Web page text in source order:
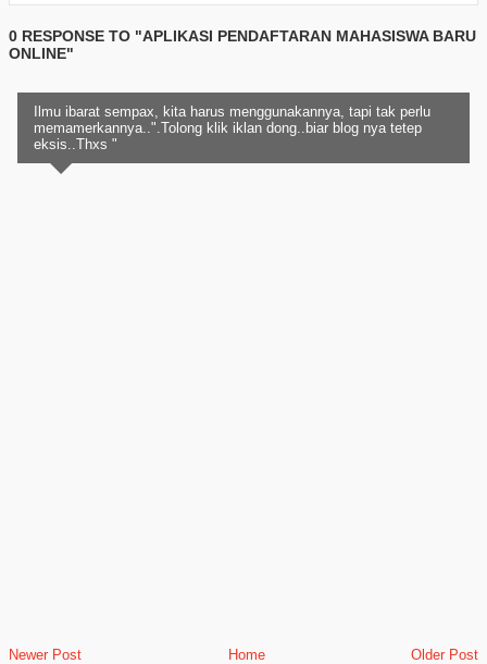
0 RESPONSE TO "APLIKASI PENDAFTARAN MAHASISWA BARU
ONLINE"
Ilmu ibarat sempax, kita harus menggunakannya, tapi tak perlu
memamerkannya..".Tolong klik iklan dong..biar blog nya tetep
eksis..Thxs "
Newer Post Older Post
Home